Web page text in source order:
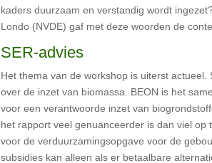
kaders duurzaam en verstandig wordt
Londo (NVDE) gaf met deze woorden de
SER-advies
Het thema van de workshop is uiterst
over de inzet van biomassa. BEON is het
voor een verantwoorde inzet van
het rapport veel genuanceerder is dan viel
voor de verduurzamingsopgave voor de
subsidies kan alleen als er betaalbare